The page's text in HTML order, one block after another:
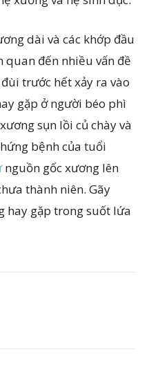
dài và các khớp đầu
quan đến nhiều vấn đề
trước hết xảy ra vào
gặp ở người béo phì
sụn lồi củ chày và
bệnh của tuổi
nguồn gốc xương lên
thành niên. Gãy
hay gặp trong suốt lứa